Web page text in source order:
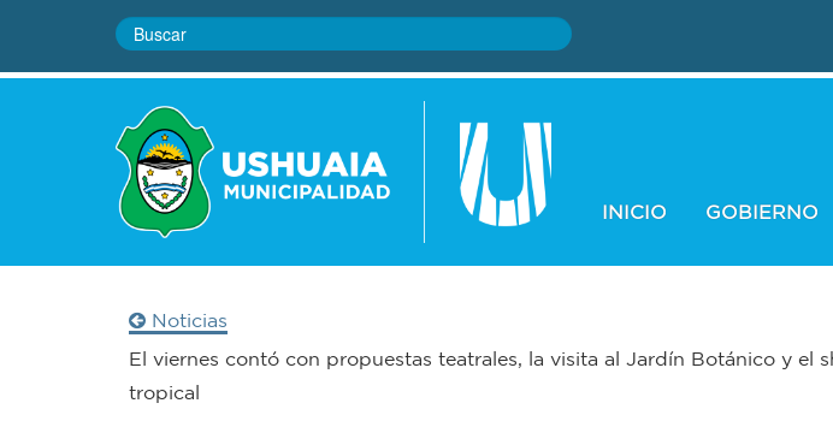
INICIO GOBIERNO
Noticias
El viernes contó con propuestas teatrales, la visita al Jardín Botánico y el
tropical